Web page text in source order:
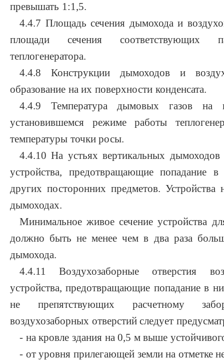
превышать 1:1,5.
4.4.7 Площадь сечения дымохода и
площади сечения соответствующих
теплогенератора.
4.4.8 Конструкции дымоходов и
образование на их поверхности конденсата.
4.4.9 Температура дымовых газов
установившемся режиме работы
температуры точки росы.
4.4.10 На устьях вертикальных дымоходов
устройства, предотвращающие попадание
других посторонних предметов.
дымоходах.
Минимальное живое сечение устройства
должно быть не менее чем в два раза
дымохода.
4.4.11 Воздухозаборные отверстия
устройства, предотвращающие попадание в
не препятствующих расчетному
воздухозаборных отверстий следует
- на кровле здания на 0,5 м выше
- от уровня прилегающей земли на отметке